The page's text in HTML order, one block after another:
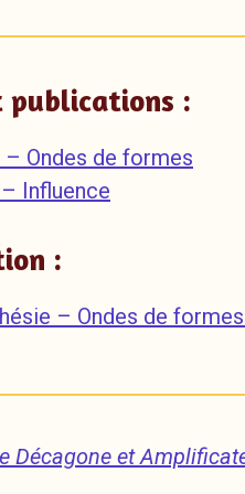
publications :
– Ondes de formes
Influence
:
– Ondes de
Décagone et